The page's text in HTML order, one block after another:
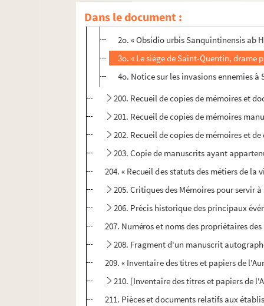
Dans le document :
1o. « Récit de ce qui s'est passé tant
2o. « Obsidio urbis Sanquintinensis ab
3o. « Le siège de Saint-Quentin,
4o. Notice sur les invasions ennemies à
200. Recueil de copies de mémoires et
201. Recueil de copies de mémoires
202. Recueil de copies de mémoires et
203. Copie de manuscrits ayant
204. « Recueil des statuts des métiers de
205. Critiques des Mémoires pour
206. Précis historique des principaux
207. Numéros et noms des propriétaires
208. Fragment d'un manuscrit
209. « Inventaire des titres et papiers de
210. [Inventaire des titres et papiers de
211. Pièces et documents relatifs aux